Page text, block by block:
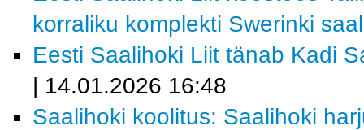
korraliku komplekti Swerinki
Eesti Saalihoki Liit tänab Kadi
| 14.01.2026 16:48
Saalihoki koolitus: Saalihoki